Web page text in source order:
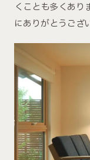
くことも多くあり
にありがとうござ